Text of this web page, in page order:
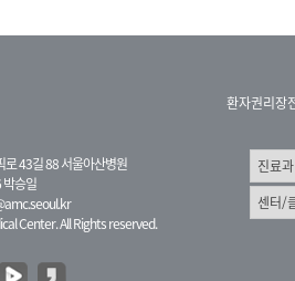
43길 88 서울아산병원
승일
Center. All Rights reserved.
환자권리장